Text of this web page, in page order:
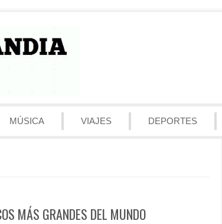
MÚSICA VIAJES DEPORTES
MÁS GRANDES DEL MUNDO